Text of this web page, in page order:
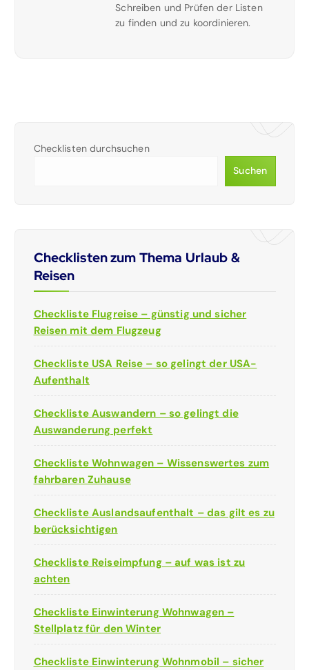
Schreiben und Prüfen der Listen
zu finden und zu koordinieren.
Checklisten durchsuchen
Suchen
Checklisten zum Thema Urlaub &
Reisen
Checkliste Flugreise – günstig und sicher
Reisen mit dem Flugzeug
Checkliste USA Reise – so gelingt der USA-
Aufenthalt
Checkliste Auswandern – so gelingt die
Auswanderung perfekt
Checkliste Wohnwagen – Wissenswertes zum
fahrbaren Zuhause
Checkliste Auslandsaufenthalt – das gilt es zu
berücksichtigen
Checkliste Reiseimpfung – auf was ist zu
achten
Checkliste Einwinterung Wohnwagen –
Stellplatz für den Winter
Checkliste Einwinterung Wohnmobil – sicher